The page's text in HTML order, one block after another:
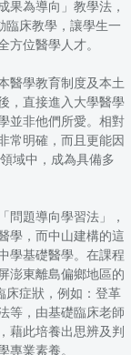
果為導向」教學法，
臨床教學，讓學生一
方位醫學人才。
醫學教育制度及本土
，直接進入大學醫學
並非他們所愛。相對
常明確，而且更能因
域中，成為具備多
問題導向學習法」，
學，而中山建構的這
學基礎醫學。在課程
澎東離島偏鄉地區的
床症狀，例如：登革
等，由基礎臨床老師
藉此培養出思辨及判
專業素養。